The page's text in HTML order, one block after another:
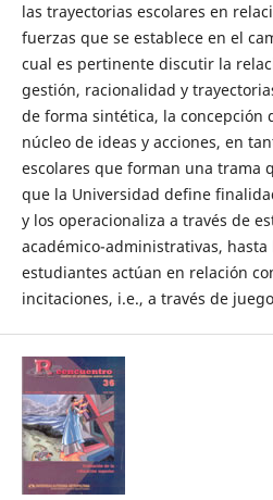
las trayectorias escolares en
fuerzas que se establece en el
cual es pertinente discutir la
gestión, racionalidad y
de forma sintética, la concepción
núcleo de ideas y acciones, en
escolares que forman una trama
que la Universidad define
y los operacionaliza a través de
académico-administrativas,
estudiantes actúan en relación
incitaciones, i.e., a través de